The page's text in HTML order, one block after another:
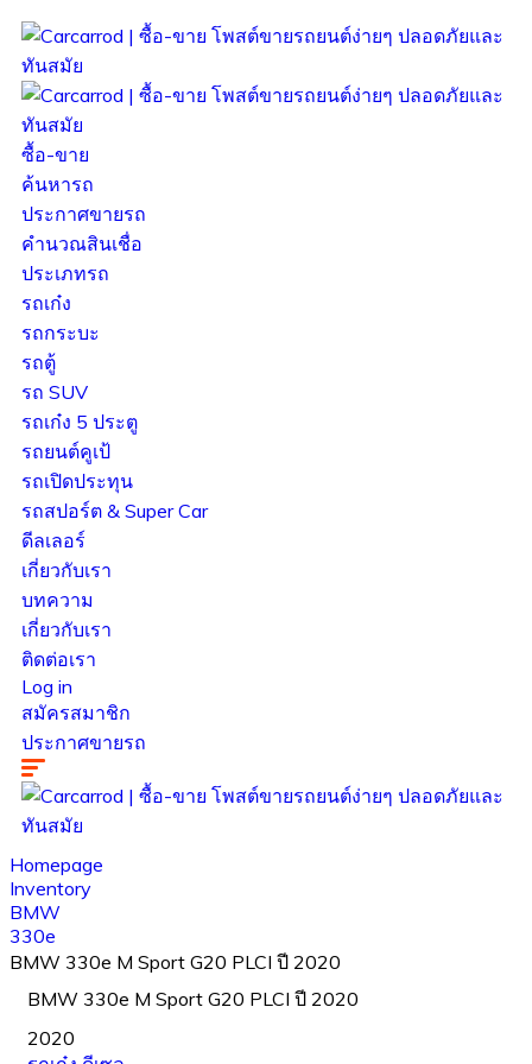
ซื้อ-ขาย
ค้นหารถ
ประกาศขายรถ
คำนวณสินเชื่อ
ประเภทรถ
รถเก๋ง
รถกระบะ
รถตู้
รถ SUV
รถเก๋ง 5 ประตู
รถยนต์คูเป้
รถเปิดประทุน
รถสปอร์ต & Super Car
ดีลเลอร์
เกี่ยวกับเรา
บทความ
เกี่ยวกับเรา
ติดต่อเรา
Log in
สมัครสมาชิก
ประกาศขายรถ
Homepage
Inventory
BMW
330e
BMW 330e M Sport G20 PLCI ปี 2020
BMW 330e M Sport G20 PLCI ปี 2020
2020